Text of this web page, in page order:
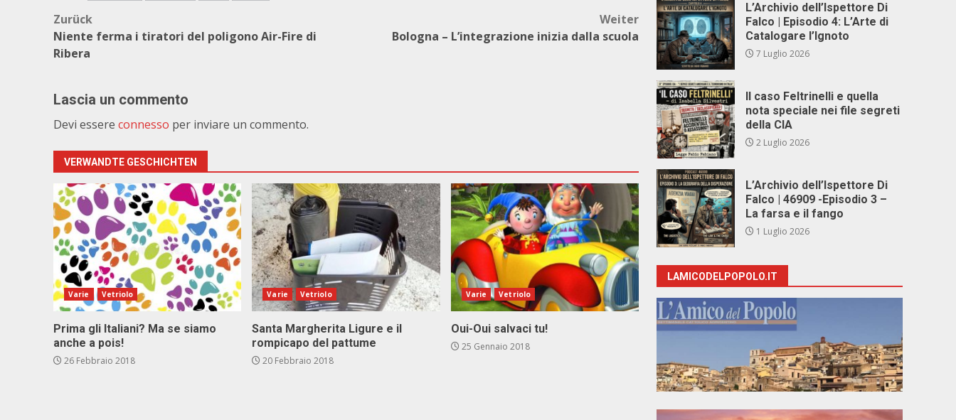
Beitragsnavigation
Zurück
Niente ferma i tiratori del poligono Air-Fire di
Ribera
Weiter
Bologna – L’integrazione inizia dalla scuola
Lascia un commento
Devi essere connesso per inviare un commento.
VERWANDTE GESCHICHTEN
Varie Vetriolo
Prima gli Italiani? Ma se siamo
anche a pois!
26 Febbraio 2018
Varie Vetriolo
Santa Margherita Ligure e il
rompicapo del pattume
20 Febbraio 2018
Varie Vetriolo
Oui-Oui salvaci tu!
25 Gennaio 2018
L’Archivio dell’Ispettore Di
Falco | Episodio 4: L’Arte di
Catalogare l’Ignoto
7 Luglio 2026
Il caso Feltrinelli e quella
nota speciale nei file segreti
della CIA
2 Luglio 2026
L’Archivio dell’Ispettore Di
Falco | 46909 -Episodio 3 –
La farsa e il fango
1 Luglio 2026
LAMICODELPOPOLO.IT